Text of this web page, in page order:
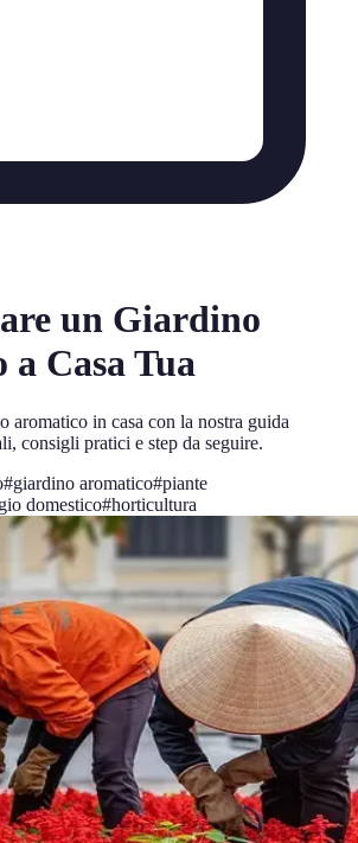
un Giardino
Casa Tua
aromatico in casa con la nostra guida
consigli pratici e step da seguire.
#giardino aromatico#piante
domestico#horticultura